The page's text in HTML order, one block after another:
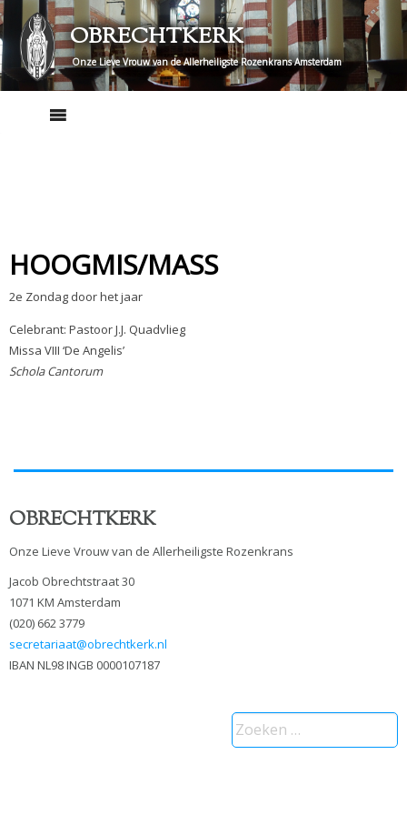
Skip
to
content
OBRECHTKERK
Onze Lieve Vrouw van de Allerheiligste Rozenkrans Amsterdam
HOOGMIS/MASS
2e Zondag door het jaar
Celebrant: Pastoor J.J. Quadvlieg
Missa VIII ‘De Angelis’
Schola Cantorum
OBRECHTKERK
Onze Lieve Vrouw van de Allerheiligste Rozenkrans
Jacob Obrechtstraat 30
1071 KM Amsterdam
(020) 662 3779
secretariaat@obrechtkerk.nl
IBAN NL98 INGB 0000107187
Zoeken
naar: